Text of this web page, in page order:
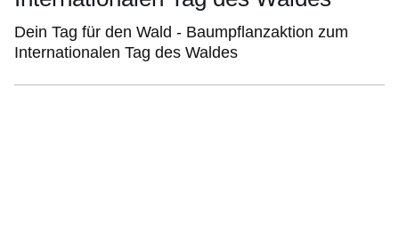
Dein Tag für den Wald - Baumpflanzaktion zum
Internationalen Tag des Waldes